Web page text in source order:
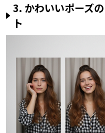
3. かわいいポーズ
ト